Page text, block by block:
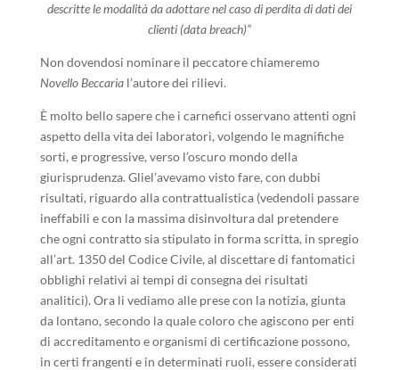
descritte le modalità da adottare nel caso di perdita di dati dei
clienti (data breach)”
Non dovendosi nominare il peccatore chiameremo
Novello Beccarial’autore dei rilievi.
È molto bello sapere che i carnefici osservano attenti ogni
aspetto della vita dei laboratori, volgendo le magnifiche
sorti, e progressive, verso l’oscuro mondo della
giurisprudenza. Gliel’avevamo visto fare, con dubbi
risultati, riguardo alla contrattualistica (vedendoli passare
ineffabili e con la massima disinvoltura dal pretendere
che ogni contratto sia stipulato in forma scritta, in spregio
all’art. 1350 del Codice Civile, al discettare di fantomatici
obblighi relativi ai tempi di consegna dei risultati
analitici). Ora li vediamo alle prese con la notizia, giunta
da lontano, secondo la quale coloro che agiscono per enti
di accreditamento e organismi di certificazione possono,
in certi frangenti e in determinati ruoli, essere considerati